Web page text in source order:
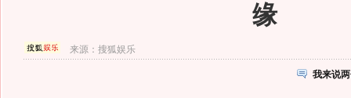
缘
来源：搜狐娱乐
我来说